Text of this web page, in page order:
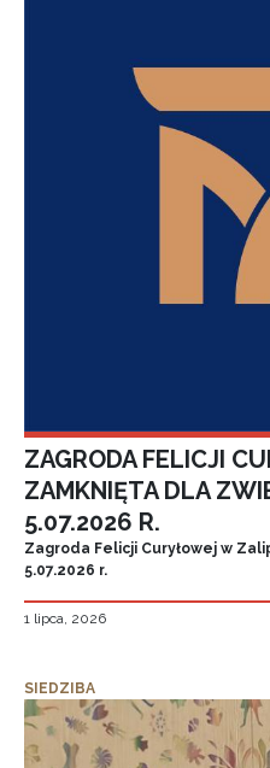
ZAGRODA FELICJI
ZAMKNIĘTA DLA
5.07.2026 R.
Zagroda Felicji Curyłowej w
5.07.2026 r.
1 lipca, 2026
SIEDZIBA